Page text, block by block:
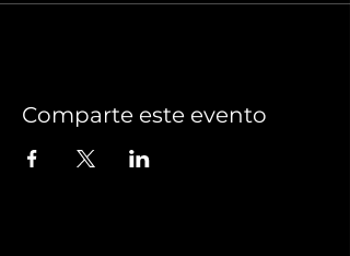
Comparte este evento